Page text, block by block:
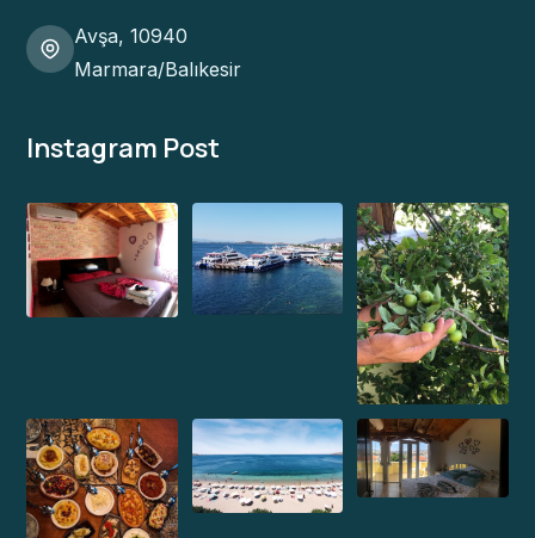
Avşa, 10940
Marmara/Balıkesir
Instagram Post